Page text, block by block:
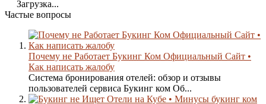
Загрузка...
Частые вопросы
Почему не Работает Букинг Ком Официальный Сайт •
Как написать жалобу
Система бронирования отелей: обзор и отзывы
пользователей сервиса Букинг ком Об...